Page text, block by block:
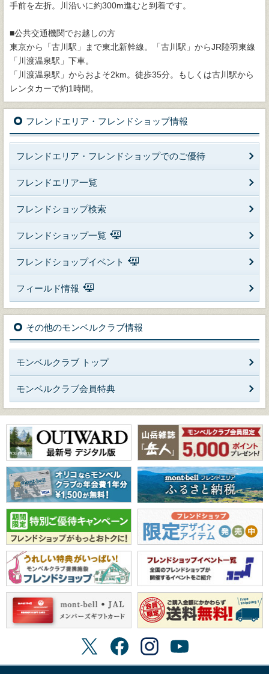
手前を左折。川沿いに約300m進むと到着です。
■公共交通機関でお越しの方
東京から「古川駅」まで東北新幹線。「古川駅」からJR陸羽東線
「川渡温泉駅」下車。
「川渡温泉駅」からおよそ2km。徒歩35分。もしくは古川駅から
レンタカーで約1時間。
フレンドエリア・フレンドショップ情報
フレンドエリア・フレンドショップでのご優待
フレンドエリア一覧
フレンドショップ検索
フレンドショップ一覧
フレンドショップイベント
フィールド情報
その他のモンベルクラブ情報
モンベルクラブ トップ
モンベルクラブ会員特典